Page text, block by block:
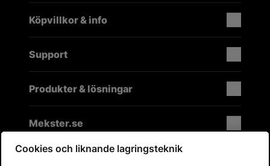
Köpvillkor & info
Support
Produkter & lösningar
Mekster.se
Cookies och liknande lagringsteknik